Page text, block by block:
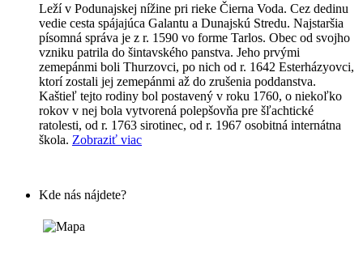
Leží v Podunajskej nížine pri rieke Čierna Voda. Cez dedinu
vedie cesta spájajúca Galantu a Dunajskú Stredu. Najstaršia
písomná správa je z r. 1590 vo forme Tarlos. Obec od svojho
vzniku patrila do šintavského panstva. Jeho prvými
zemepánmi boli Thurzovci, po nich od r. 1642 Esterházyovci,
ktorí zostali jej zemepánmi až do zrušenia poddanstva.
Kaštieľ tejto rodiny bol postavený v roku 1760, o niekoľko
rokov v nej bola vytvorená polepšovňa pre šľachtické
ratolesti, od r. 1763 sirotinec, od r. 1967 osobitná internátna
škola. Zobraziť viac
Kde nás nájdete?